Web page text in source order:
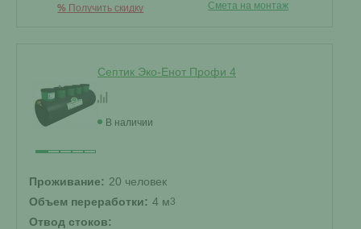
% Получить скидку Смета на монтаж
Септик Эко-Енот Профи 4
В наличии
Проживание: 20 человек
Объем переработки: 4 м3
Отвод стоков: